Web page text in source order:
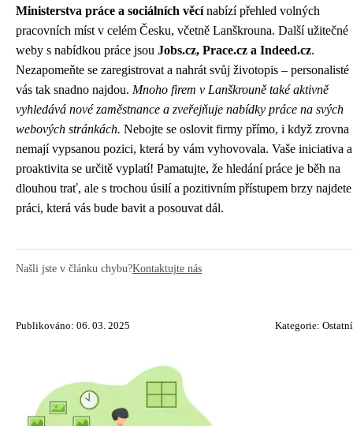
Ministerstva práce a sociálních věcínabízí přehled volných
pracovních míst v celém Česku, včetně Lanškrouna. Další užitečné
weby s nabídkou práce jsou Jobs.cz, Prace.cz a Indeed.cz.
Nezapomeňte se zaregistrovat a nahrát svůj životopis – personalisté
vás tak snadno najdou. Mnoho firem v Lanškrouně také aktivně
vyhledává nové zaměstnance a zveřejňuje nabídky práce na svých
webových stránkách. Nebojte se oslovit firmy přímo, i když zrovna
nemají vypsanou pozici, která by vám vyhovovala. Vaše iniciativa a
proaktivita se určitě vyplatí! Pamatujte, že hledání práce je běh na
dlouhou trať, ale s trochou úsilí a pozitivním přístupem brzy najdete
práci, která vás bude bavit a posouvat dál.
Našli jste v článku chybu?Kontaktujte nás
Publikováno: 06. 03. 2025 Kategorie: Ostatní